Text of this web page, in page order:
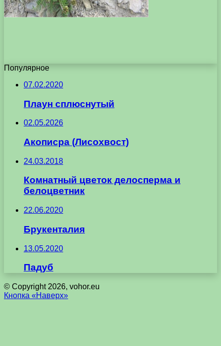
Популярное
07.02.2020
Плаун сплюснутый
02.05.2026
Акописра (Лисохвост)
24.03.2018
Комнатный цветок делосперма и
белоцветник
22.06.2020
Брукенталия
13.05.2020
Падуб
© Copyright 2026, vohor.eu
Кнопка «Наверх»